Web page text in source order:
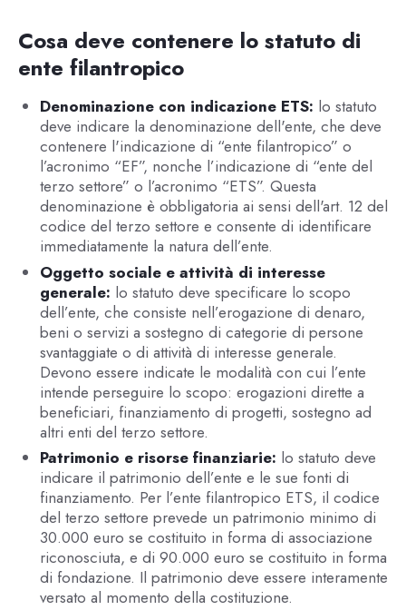
Cosa deve contenere lo statuto di
ente filantropico
Denominazione con indicazione ETS: lo statuto
deve indicare la denominazione dell'ente, che deve
contenere l'indicazione di “ente filantropico” o
l’acronimo “EF”, nonche l’indicazione di “ente del
terzo settore” o l’acronimo “ETS”. Questa
denominazione è obbligatoria ai sensi dell'art. 12 del
codice del terzo settore e consente di identificare
immediatamente la natura dell’ente.
Oggetto sociale e attività di interesse
generale: lo statuto deve specificare lo scopo
dell’ente, che consiste nell’erogazione di denaro,
beni o servizi a sostegno di categorie di persone
svantaggiate o di attività di interesse generale.
Devono essere indicate le modalità con cui l’ente
intende perseguire lo scopo: erogazioni dirette a
beneficiari, finanziamento di progetti, sostegno ad
altri enti del terzo settore.
Patrimonio e risorse finanziarie: lo statuto deve
indicare il patrimonio dell’ente e le sue fonti di
finanziamento. Per l’ente filantropico ETS, il codice
del terzo settore prevede un patrimonio minimo di
30.000 euro se costituito in forma di associazione
riconosciuta, e di 90.000 euro se costituito in forma
di fondazione. Il patrimonio deve essere interamente
versato al momento della costituzione.